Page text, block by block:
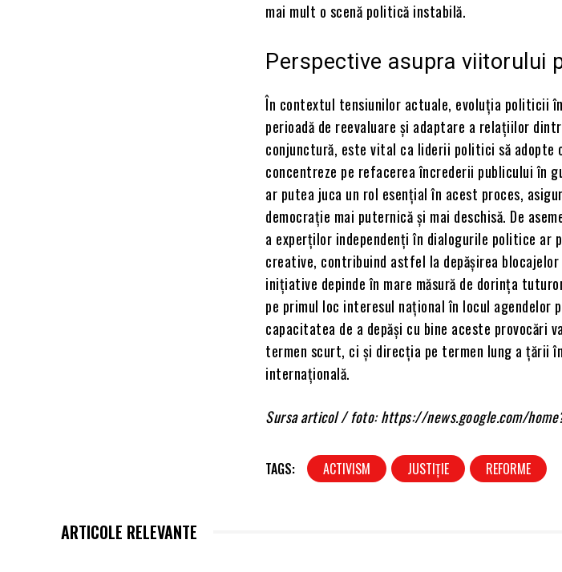
mai mult o scenă politică instabilă.
Perspective asupra viitorului
În contextul tensiunilor actuale, evoluția politicii
perioadă de reevaluare și adaptare a relațiilor
conjunctură, este vital ca liderii politici să adopte
concentreze pe refacerea încrederii publicului în
ar putea juca un rol esențial în acest proces,
democrație mai puternică și mai deschisă. De
a experților independenți în dialogurile politice ar
creative, contribuind astfel la depășirea
inițiative depinde în mare măsură de dorința
pe primul loc interesul național în locul agendelor
capacitatea de a depăși cu bine aceste provocări
termen scurt, ci și direcția pe termen lung a țării
internațională.
Sursa articol / foto: https://news.google.com/
TAGS: ACTIVISM JUSTIȚIE REFORME
ARTICOLE RELEVANTE